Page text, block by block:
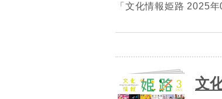
「文化情報姫路 2025
文